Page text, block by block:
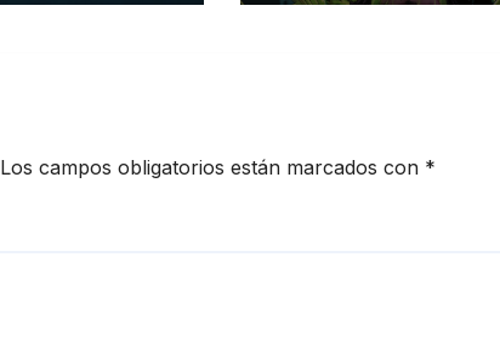
Los campos obligatorios están marcados con *